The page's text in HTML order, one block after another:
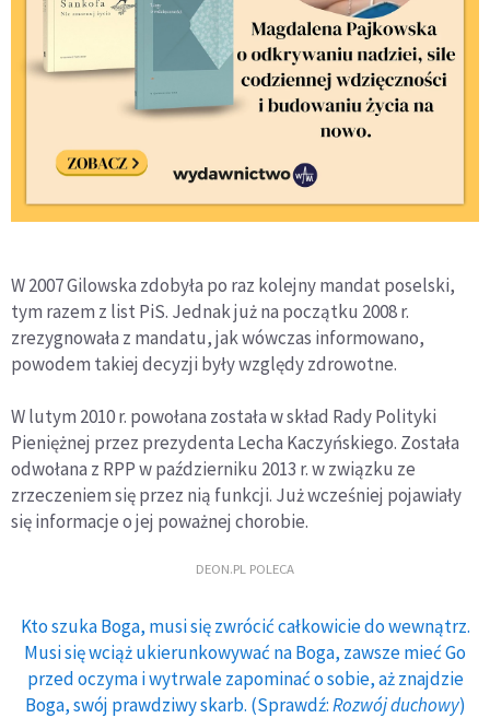
W 2007 Gilowska zdobyła po raz kolejny mandat poselski,
tym razem z list PiS. Jednak już na początku 2008 r.
zrezygnowała z mandatu, jak wówczas informowano,
powodem takiej decyzji były względy zdrowotne.
W lutym 2010 r. powołana została w skład Rady Polityki
Pieniężnej przez prezydenta Lecha Kaczyńskiego. Została
odwołana z RPP w październiku 2013 r. w związku ze
zrzeczeniem się przez nią funkcji. Już wcześniej pojawiały
się informacje o jej poważnej chorobie.
DEON.PL POLECA
Kto szuka Boga, musi się zwrócić całkowicie do wewnątrz.
Musi się wciąż ukierunkowywać na Boga, zawsze mieć Go
przed oczyma i wytrwale zapominać o sobie, aż znajdzie
Boga, swój prawdziwy skarb. (Sprawdź:Rozwój duchowy)